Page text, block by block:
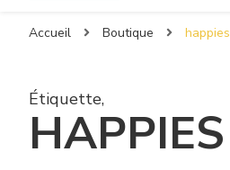
Accueil Boutique happies
Étiquette,
HAPPIES